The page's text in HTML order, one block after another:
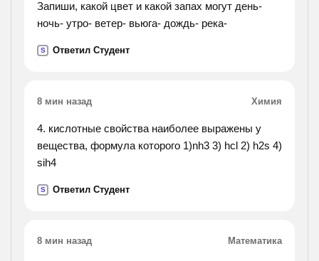
Запиши, какой цвет и какой запах могут день-
ночь- утро- ветер- вьюга- дождь- река-
S Ответил Студент
8 мин назад Химия
4. кислотные свойства наиболее выражены у
вещества, формула которого 1)nh3 3) hcl 2) h2s 4)
sih4
S Ответил Студент
8 мин назад Математика